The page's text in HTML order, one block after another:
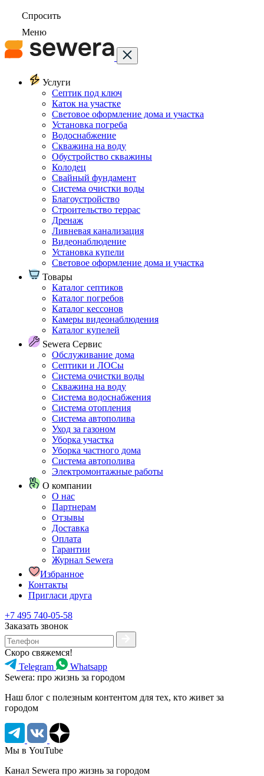
Спросить
Меню
Услуги
Септик под ключ
Каток на участке
Световое оформление дома и участка
Установка погреба
Водоснабжение
Скважина на воду
Обустройство скважины
Колодец
Свайный фундамент
Система очистки воды
Благоустройство
Строительство террас
Дренаж
Ливневая канализация
Видеонаблюдение
Установка купели
Световое оформление дома и участка
Товары
Каталог септиков
Каталог погребов
Каталог кессонов
Камеры видеонаблюдения
Каталог купелей
Sewera Сервис
Обслуживание дома
Септики и ЛОСы
Система очистки воды
Скважина на воду
Система водоснабжения
Система отопления
Система автополива
Уход за газоном
Уборка участка
Уборка частного дома
Система автополива
Электромонтажные работы
О компании
О нас
Партнерам
Отзывы
Доставка
Оплата
Гарантии
Журнал Sewera
Избранное
Контакты
Пригласи друга
+7 495 740-05-58
Заказать звонок
Скоро свяжемся!
Telegram
Whatsapp
Sewera: про жизнь за городом
Наш блог c полезным контентом для тех, кто живет за
городом
Мы в YouTube
Канал Sewera про жизнь за городом